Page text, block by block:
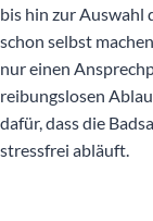
bis hin zur Auswahl
schon selbst
nur einen
reibungslosen
dafür, dass die
stressfrei abläuft.